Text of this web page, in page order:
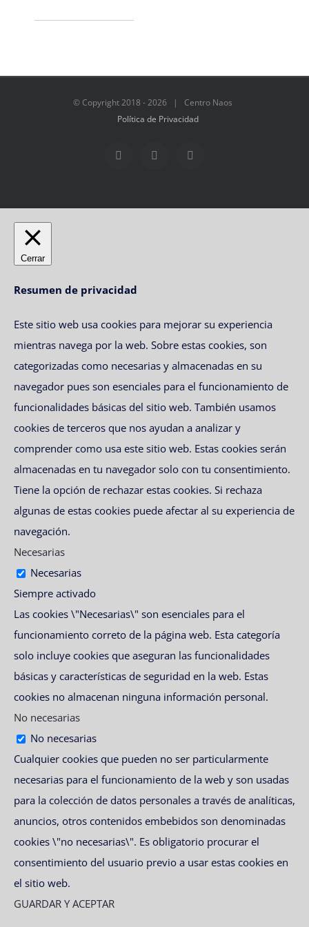
© Copyright 2018 -2026 | Centro Naos
Política de Privacidad
Facebook Twitter
Cerrar
Resumen de privacidad
Este sitio web usa cookies para mejorar su experiencia
mientras navega por la web. Sobre estas cookies, son
categorizadas como necesarias y almacenadas en su
navegador pues son esenciales para el funcionamiento de
funcionalidades básicas del sitio web. También usamos
cookies de terceros que nos ayudan a analizar y
comprender como usa este sitio web. Estas cookies serán
almacenadas en tu navegador solo con tu consentimiento.
Tiene la opción de rechazar estas cookies. Si rechaza
algunas de estas cookies puede afectar al su experiencia de
navegación.
Necesarias
Necesarias
Siempre activado
Las cookies \"Necesarias\" son esenciales para el
funcionamiento correto de la página web. Esta categoría
solo incluye cookies que aseguran las funcionalidades
básicas y características de seguridad en la web. Estas
cookies no almacenan ninguna información personal.
No necesarias
No necesarias
Cualquier cookies que pueden no ser particularmente
necesarias para el funcionamiento de la web y son usadas
para la colección de datos personales a través de analíticas,
anuncios, otros contenidos embebidos son denominadas
cookies \"no necesarias\". Es obligatorio procurar el
consentimiento del usuario previo a usar estas cookies en
el sitio web.
GUARDAR Y ACEPTAR